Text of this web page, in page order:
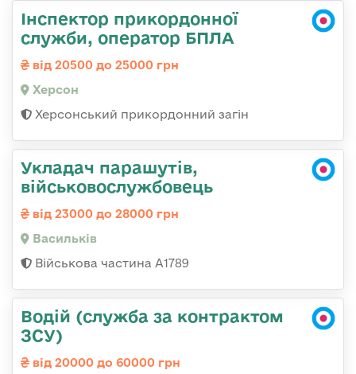
Інспектор прикордонної
служби, оператор БПЛА
від 20500 до 25000 грн
Херсон
Херсонський прикордонний загін
Укладач парашутів,
військовослужбовець
від 23000 до 28000 грн
Васильків
Військова частина А1789
Водій (служба за контрактом
ЗСУ)
від 20000 до 60000 грн